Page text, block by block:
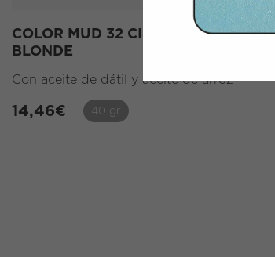
COLOR MUD 32 CINNAMON
BLONDE
Con aceite de dátil y aceite de arroz
14,46€ 40 gr